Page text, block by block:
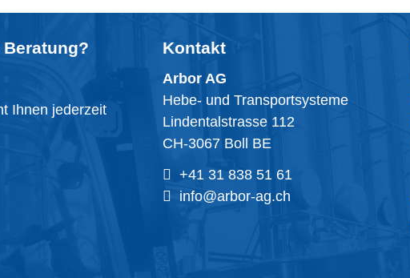
Beratung?
Ihnen jederzeit
Kontakt
Arbor AG
Hebe- und Transportsysteme
Lindentalstrasse 112
CH-3067 Boll BE
+41 31 838 51 61
info@arbor-ag.ch